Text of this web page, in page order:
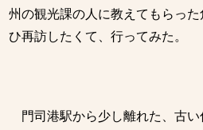
州の観光課の人に教えてもらっ
ひ再訪したくて、行ってみた。
門司港駅から少し離れた、古い